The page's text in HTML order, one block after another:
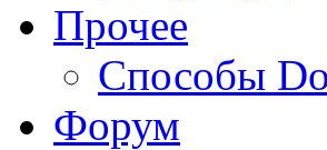
Прочее
Cпособы
Форум